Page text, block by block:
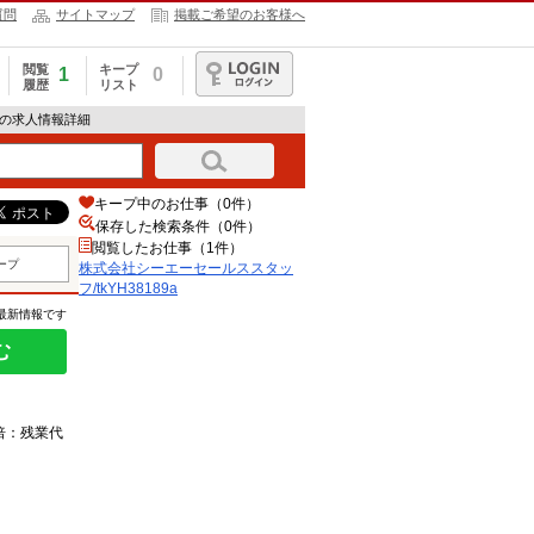
問 サイトマップ 掲載ご希望のお客様へ
閲覧
履歴
1
キープ
リスト
0
ログイン
求人情報詳細
プ
新情報です
：残業代
キープ中のお仕事（0件）
保存した検索条件（0件）
閲覧したお仕事（1件）
株式会社シーエーセールススタッ
フ/tkYH38189a